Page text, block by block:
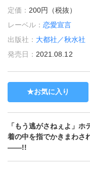
定価： 200円（税抜）
レーベル：恋愛宣言
出版社： 大都社／秋水社
発売日： 2021.08.12
お気に入り
「もう逃がさねぇよ」
着の中を指でかきまわさ
――!!